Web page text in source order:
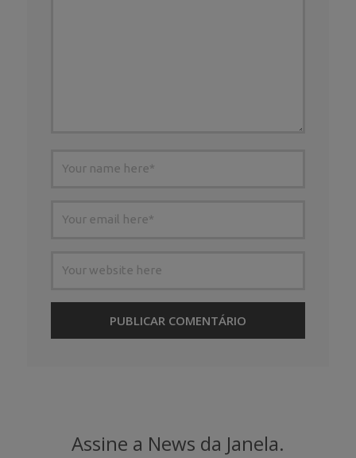
Assine a News da Janela.